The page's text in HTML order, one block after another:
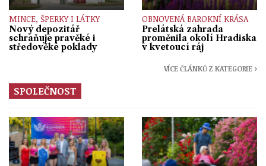
MINCE, ŠPERKY I LÁTKY
Nový depozitář
schraňuje pravěké i
středověké poklady
OBNOVENÁ BAROKNÍ KRÁSA
Prelátská zahrada
proměnila okolí Hradiska
v kvetoucí ráj
VÍCE ČLÁNKŮ Z KATEGORIE ›
SPOLEČNOST